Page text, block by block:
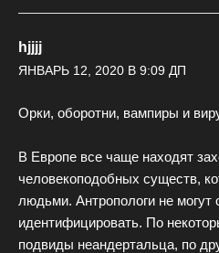
hjjjj
ЯНВАРЬ 12, 2020 В 9:09 ДП
Орки, оборотни, вампиры и
В Европе все чаще находят
человекоподобных существ,
людьми. Антропологи не могут
идентифицировать. По
подвиды неандертальца, по